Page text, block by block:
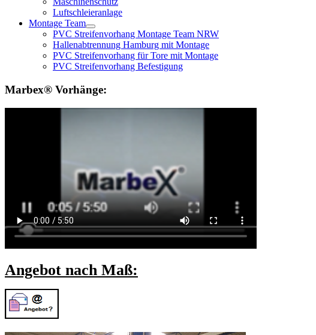
Luftschleieranlage
Montage Team
PVC Streifenvorhang Montage Team NRW
Hallenabtrennung Hamburg mit Montage
PVC Streifenvorhang für Tore mit Montage
PVC Streifenvorhang Befestigung
Marbex® Vorhänge:
Angebot nach Maß: